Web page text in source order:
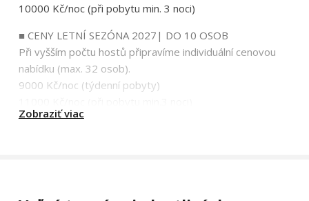
10000 Kč/noc (při pobytu min. 3 noci)
■ CENY LETNÍ SEZÓNA 2027| DO 10 OSOB
Při vyšším počtu hostů připravíme individuální cenovou
nabídku (max. 32 osob).
9000 Kč/noc (týdenní pobyty)
Zobraziť viac